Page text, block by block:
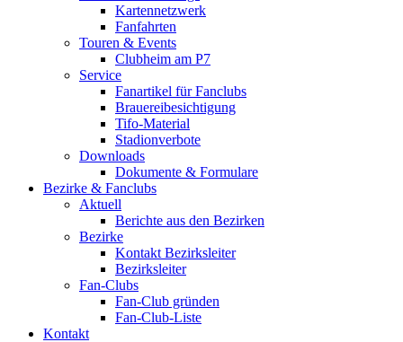
Kartennetzwerk
Fanfahrten
Touren & Events
Clubheim am P7
Service
Fanartikel für Fanclubs
Brauereibesichtigung
Tifo-Material
Stadionverbote
Downloads
Dokumente & Formulare
Bezirke & Fanclubs
Aktuell
Berichte aus den Bezirken
Bezirke
Kontakt Bezirksleiter
Bezirksleiter
Fan-Clubs
Fan-Club gründen
Fan-Club-Liste
Kontakt